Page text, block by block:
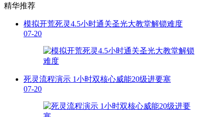
精华推荐
模拟开荒死灵4.5小时通关圣光大教堂解锁难度
07-20
死灵流程演示 1小时双核心威能20级进要塞
07-20